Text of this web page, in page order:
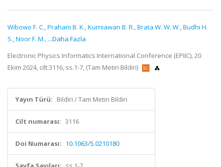
Wibowo F. C.,Prahani B. K.,Kurniawan B. R.,Brata W. W. W.,Budhi H.
S.,Noor F. M., ...Daha Fazla
Electronic Physics Informatics International Conference (EPIIC), 20
Ekim 2024, cilt.3116, ss.1-7, (Tam Metin Bildiri)
Yayın Türü: Bildiri / Tam Metin Bildiri
Cilt numarası: 3116
Doi Numarası: 10.1063/5.0210180